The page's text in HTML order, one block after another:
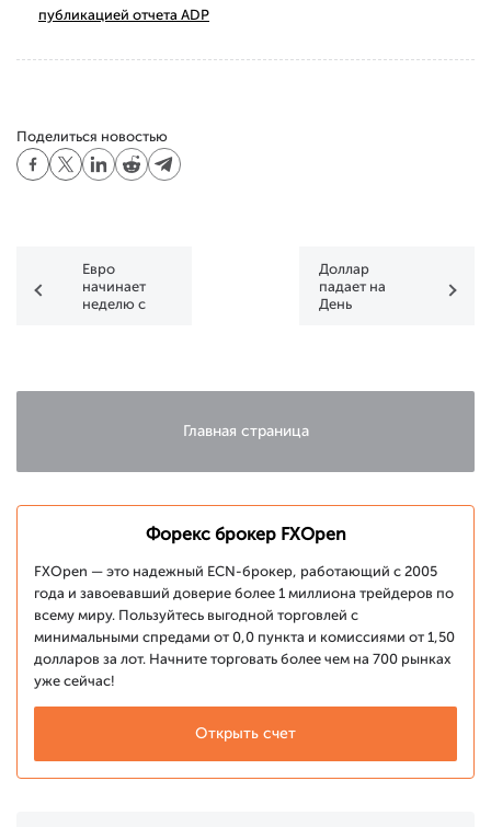
публикацией отчета ADP
Поделиться новостью
Евро
начинает
неделю с
Доллар
падает на
День
Главная страница
Форекс брокер FXOpen
FXOpen — это надежный ECN-брокер, работающий с 2005
года и завоевавший доверие более 1 миллиона трейдеров по
всему миру. Пользуйтесь выгодной торговлей с
минимальными спредами от 0,0 пункта и комиссиями от 1,50
долларов за лот. Начните торговать более чем на 700 рынках
уже сейчас!
Открыть счет